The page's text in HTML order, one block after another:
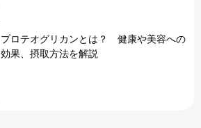
プロテオグリカンとは？ 健康や美容への
効果、摂取方法を解説